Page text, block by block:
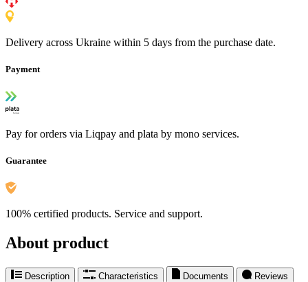
Delivery across Ukraine within 5 days from the purchase date.
Payment
Pay for orders via Liqpay and plata by mono services.
Guarantee
100% certified products. Service and support.
About product
Description Characteristics Documents Reviews